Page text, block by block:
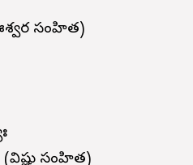
సంహిత)
సంహిత)